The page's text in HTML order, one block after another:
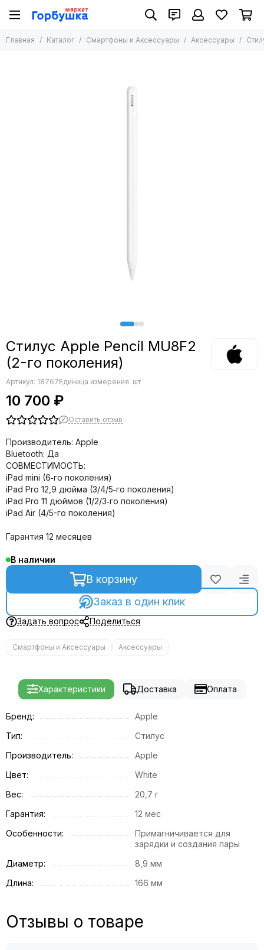
Смартфоны и Аксессуары
Главная Каталог Смартфоны и Аксессуары Аксессуары
Стилус Apple Pencil MU8F2
(2-го поколения)
Артикул: 18767Единица измерения: шт
10 700 ₽
Оставить отзыв
Производитель: Apple
Bluetooth: Да
СОВМЕСТИМОСТЬ:
iPad mini (6‑го поколения)
iPad Pro 12,9 дюйма (3/4/5‑го поколения)
iPad Pro 11 дюймов (1/2/3‑го поколения)
iPad Air (4/5-го поколения)
Гарантия 12 месяцев
В наличии
В корзину
Заказ в один клик
Задать вопрос Поделиться
Смартфоны и Аксессуары Аксессуары
Характеристики Доставка Оплата
Бренд:
Apple
Тип:
Стилус
Производитель:
Apple
Цвет:
White
Вес:
20,7 г
Гарантия:
12 мес
Особенности:
Примагничивается для
зарядки и создания пары
Диаметр:
8,9 мм
Длина:
166 мм
Отзывы о товаре